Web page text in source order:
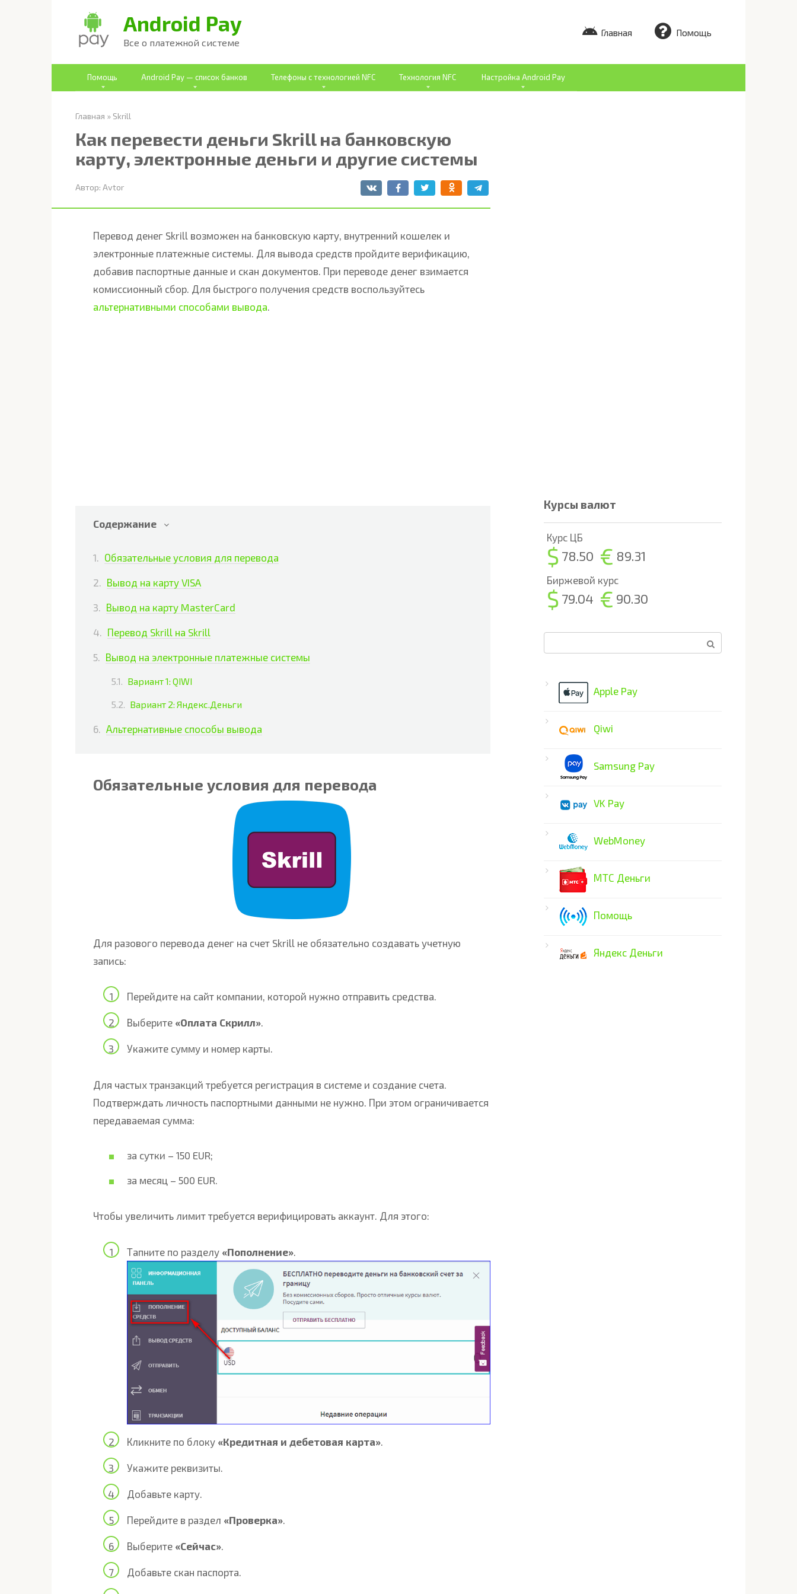
Android Pay
Все о платежной системе
Главная Помощь
Помощь Android Pay — список банков Телефоны с технологией NFC Технология NFC Настройка Android Pay
Главная » Skrill
Как перевести деньги Skrill на банковскую
карту, электронные деньги и другие системы
Автор: Avtor
Перевод денег Skrill возможен на банковскую карту, внутренний кошелек и
электронные платежные системы. Для вывода средств пройдите верификацию,
добавив паспортные данные и скан документов. При переводе денег взимается
комиссионный сбор. Для быстрого получения средств воспользуйтесь
альтернативными способами вывода.
Содержание
Обязательные условия для перевода
Вывод на карту VISA
Вывод на карту MasterCard
Перевод Skrill на Skrill
Вывод на электронные платежные системы
Вариант 1: QIWI
Вариант 2: Яндекс.Деньги
Альтернативные способы вывода
Обязательные условия для перевода
Для разового перевода денег на счет Skrill не обязательно создавать учетную
запись:
Перейдите на сайт компании, которой нужно отправить средства.
Выберите «Оплата Скрилл».
Укажите сумму и номер карты.
Для частых транзакций требуется регистрация в системе и создание счета.
Подтверждать личность паспортными данными не нужно. При этом ограничивается
передаваемая сумма:
за сутки – 150 EUR;
за месяц – 500 EUR.
Чтобы увеличить лимит требуется верифицировать аккаунт. Для этого:
Тапните по разделу «Пополнение».
Кликните по блоку «Кредитная и дебетовая карта».
Укажите реквизиты.
Добавьте карту.
Перейдите в раздел «Проверка»
Выберите «Сейчас»
Добавьте скан паспорта.
Курсы валют
Курс ЦБ
$ 78.50 € 89.31
Биржевой курс
$ 79.04 € 90.30
Apple Pay
Qiwi
Samsung Pay
VK Pay
WebMoney
МТС Деньги
Помощь
Яндекс Деньги